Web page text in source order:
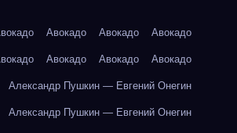
Авокадо Авокадо Авокадо
Авокадо Авокадо Авокадо
Александр Пушкин — Евгений Онегин
Александр Пушкин — Евгений Онегин